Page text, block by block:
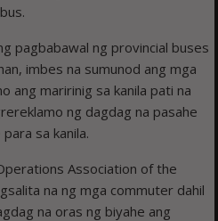
pagbabawal ng provincial buses
imbes na sumunod ang mga
ang maririnig sa kanila pati na
ng dagdag na pasahe
sa kanila.
Association of the
na ng mga commuter dahil
na oras ng biyahe ang